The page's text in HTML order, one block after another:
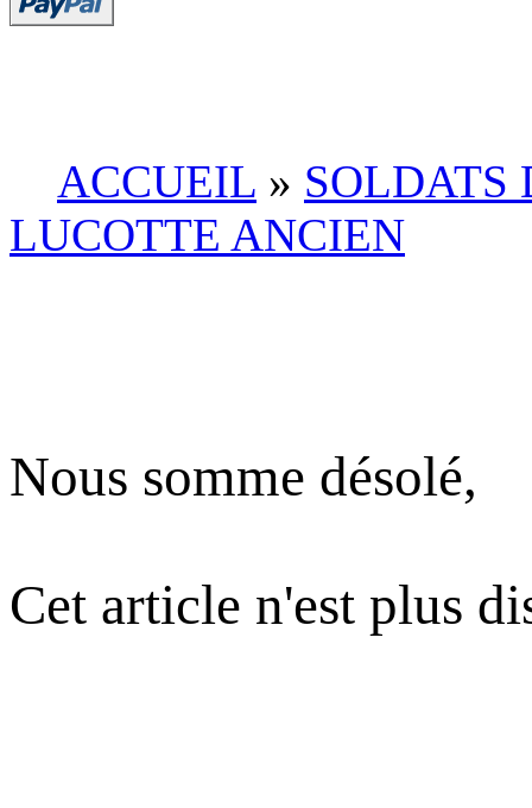
ACCUEIL » SOLDATS
LUCOTTE ANCIEN
Nous somme désolé,
Cet article n'est plus